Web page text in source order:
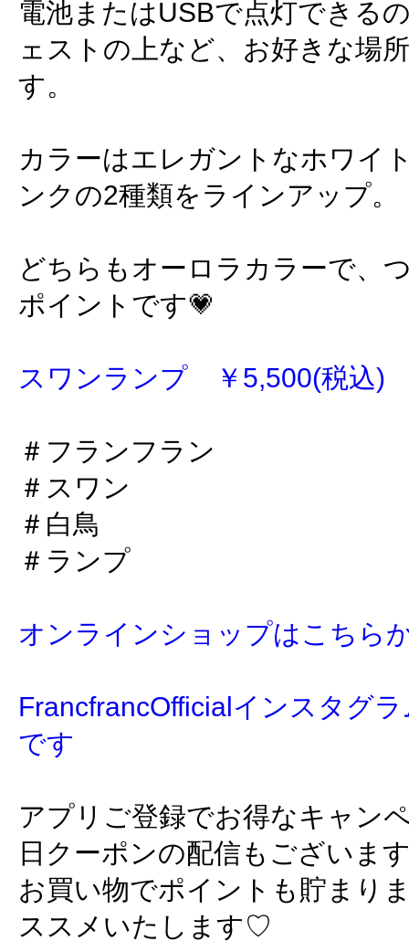
電池またはUSBで点灯できる
ェストの上など、お好きな場
す。
カラーはエレガントなホワイ
ンクの2種類をラインアップ。
どちらもオーロラカラーで、
ポイントです💗
スワンランプ ￥5,500(税込)
＃フランフラン
＃スワン
＃白鳥
＃ランプ
オンラインショップはこちら
FrancfrancOfficialインスタグ
です
アプリご登録でお得なキャン
日クーポンの配信もございま
お買い物でポイントも貯まり
ススメいたします♡